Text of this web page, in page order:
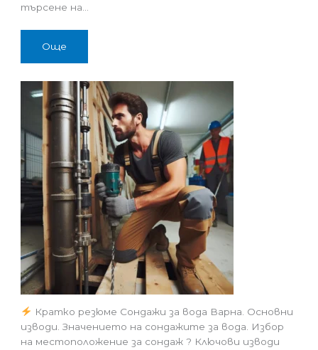
търсене на…
Още
Кратко резюме Сондажи за вода Варна. Основни
изводи. Значението на сондажите за вода. Избор
на местоположение за сондаж ? Ключови изводи